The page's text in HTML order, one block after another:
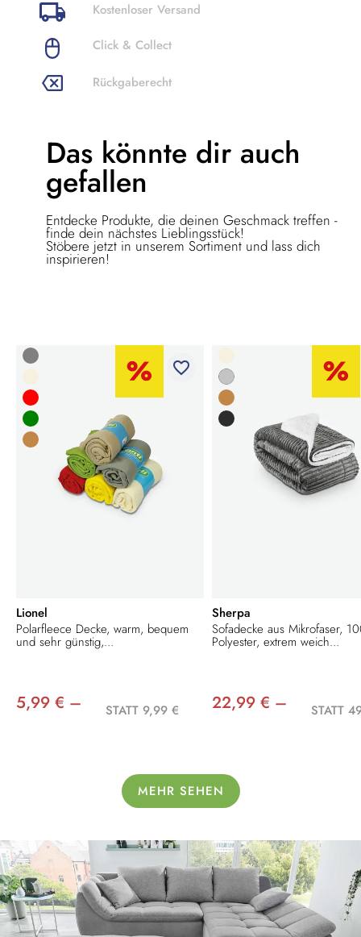
Kostenloser Versand
Click & Collect
Rückgaberecht
Das könnte dir auch
gefallen
Entdecke Produkte, die deinen Geschmack treffen -
finde dein nächstes Lieblingsstück!
Stöbere jetzt in unserem Sortiment und lass dich
inspirieren!
favorite_border
Lionel
Polarfleece Decke, warm, bequem
und sehr günstig,...
5,99 € – STATT 9,99 €
Sherpa
Sofadecke aus Mikrofaser,
Polyester, extrem weich...
22,99 € – STATT
MEHR SEHEN